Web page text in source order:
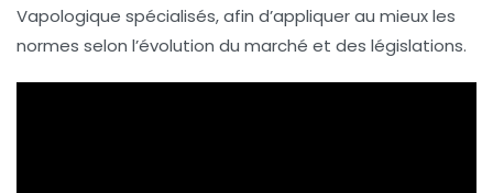
Vapologique spécialisés, afin d’appliquer au mieux les
normes selon l’évolution du marché et des législations.